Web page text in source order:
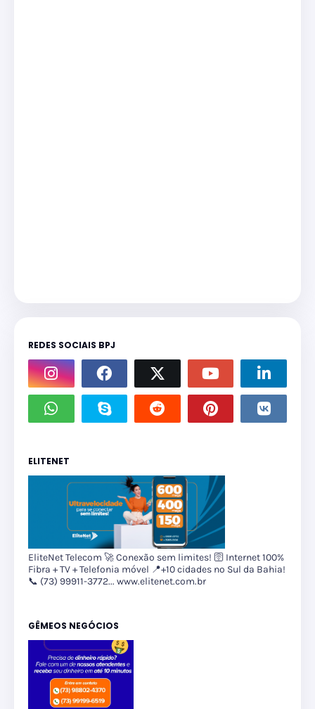
REDES SOCIAIS BPJ
ELITENET
EliteNet Telecom 🚀 Conexão sem limites! 🛜 Internet 100%
Fibra + TV + Telefonia móvel 📍+10 cidades no Sul da Bahia!
📞 (73) 99911-3772... www.elitenet.com.br
GÊMEOS NEGÓCIOS